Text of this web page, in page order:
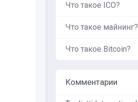
Что такое ICO?
Что такое майнинг?
Что такое Bitcoin?
Комментарии